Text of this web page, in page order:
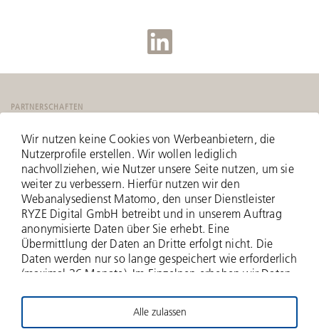
PARTNERSCHAFTEN
Wir nutzen keine Cookies von Werbeanbietern, die
Nutzerprofile erstellen. Wir wollen lediglich
nachvollziehen, wie Nutzer unsere Seite nutzen, um sie
weiter zu verbessern. Hierfür nutzen wir den
Webanalysedienst Matomo, den unser Dienstleister
RYZE Digital GmbH betreibt und in unserem Auftrag
anonymisierte Daten über Sie erhebt. Eine
Übermittlung der Daten an Dritte erfolgt nicht. Die
Daten werden nur so lange gespeichert wie erforderlich
(maximal 36 Monate). Im Einzelnen erheben wir Daten
werden erfasst), zu aufgerufenen Webseiten und Ihrer
Verweildauer hierauf, Häufigkeit der Aufrufe, zu
Alle zulassen